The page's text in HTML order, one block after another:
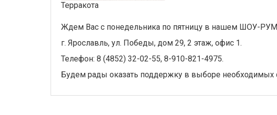
Терракота
Ждем Вас с понедельника по пятницу в нашем ШОУ-
г. Ярославль, ул. Победы, дом 29, 2 этаж, офис 1.
Телефон: 8 (4852) 32-02-55, 8-910-821-4975.
Будем рады оказать поддержку в выборе необходимых